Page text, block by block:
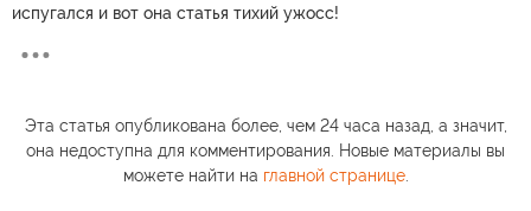
испугался и вот она статья тихий ужосс!
Эта статья опубликована более, чем 24 часа назад, а значит,
она недоступна для комментирования. Новые материалы вы
можете найти на главной странице.